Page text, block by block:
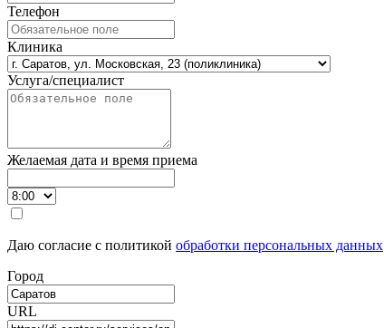
Телефон
Клиника
Услуга/специалист
Желаемая дата и время приема
Даю согласие с политикой обработки персональных данных
Город
URL